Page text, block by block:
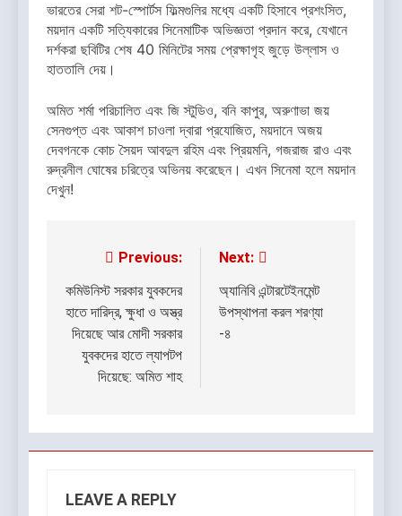
ভারতের সেরা শট-স্পোর্টস ফিল্মগুলির মধ্যে একটি হিসাবে প্রশংসিত,
ময়দান একটি সত্যিকারের সিনেমাটিক অভিজ্ঞতা প্রদান করে, যেখানে
দর্শকরা ছবিটির শেষ 40 মিনিটের সময় প্রেক্ষাগৃহ জুড়ে উল্লাস ও
হাততালি দেয়।
অমিত শর্মা পরিচালিত এবং জি স্টুডিও, বনি কাপুর, অরুণাভা জয়
সেনগুপ্ত এবং আকাশ চাওলা দ্বারা প্রযোজিত, ময়দানে অজয়
দেবগনকে কোচ সৈয়দ আবদুল রহিম এবং প্রিয়মনি, গজরাজ রাও এবং
রুদ্রনীল ঘোষের চরিত্রে অভিনয় করেছেন। এখন সিনেমা হলে ময়দান
দেখুন!
Post
navigation
Previous:
কমিউনিস্ট সরকার যুবকদের
হাতে দারিদ্র, ক্ষুধা ও অস্ত্র
দিয়েছে আর মোদী সরকার
যুবকদের হাতে ল্যাপটপ
দিয়েছে: অমিত শাহ
Next:
অ্যানিবি এন্টারটেইনমেন্ট
উপস্থাপনা করল শরণ্যা
-৪
LEAVE A REPLY